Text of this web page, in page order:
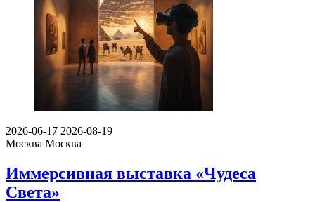
2026-06-17 2026-08-19
Москва Москва
Иммерсивная выставка «Чудеса
Света»